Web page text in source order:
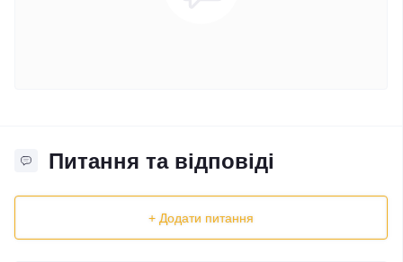
Питання та відповіді
+ Додати питання